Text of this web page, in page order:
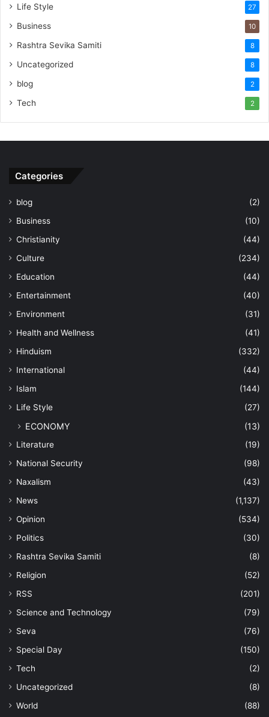
Life Style 27
Business 10
Rashtra Sevika Samiti 8
Uncategorized 8
blog 2
Tech 2
Categories
blog
(2)
Business
(10)
Christianity
(44)
Culture
(234)
Education
(44)
Entertainment
(40)
Environment
(31)
Health and Wellness
(41)
Hinduism
(332)
International
(44)
Islam
(144)
Life Style
(27)
ECONOMY (13)
Literature
(19)
National Security
(98)
Naxalism
(43)
News
(1,137)
Opinion
(534)
Politics
(30)
Rashtra Sevika Samiti
(8)
Religion
(52)
RSS
(201)
Science and Technology
(79)
Seva
(76)
Special Day
(150)
Tech
(2)
Uncategorized
(8)
World
(88)